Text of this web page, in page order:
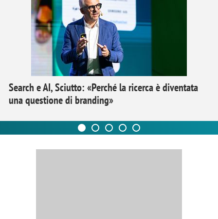
Search e AI, Sciutto: «Perché la ricerca è diventata
una questione di branding»